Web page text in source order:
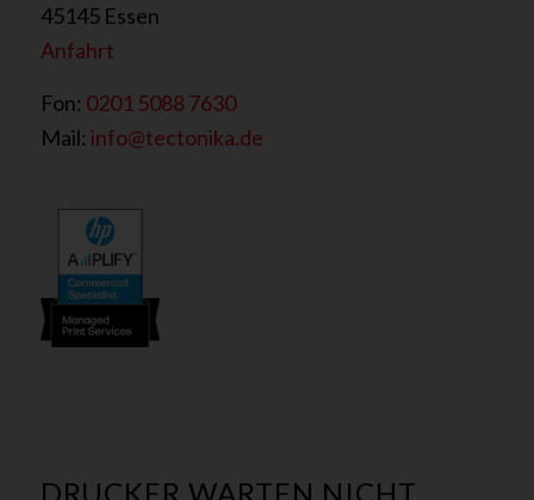
45145 Essen
Anfahrt
Fon: 0201 5088 7630
Mail: info@tectonika.de
DRUCKER WARTEN NICHT.